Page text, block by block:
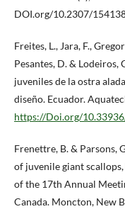
DOI.org/10.2307/
Freites, L., Jara, F.,
Pesantes, D. & Lodeiros,
juveniles de la ostra
diseño. Ecuador.
https://Doi.org/
Frenettre, B. & Parsons,
of juvenile giant
of the 17th Annual
Canada. Moncton, New